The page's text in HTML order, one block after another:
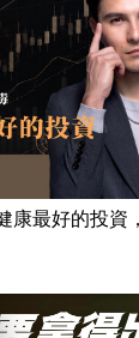
康最好的投資